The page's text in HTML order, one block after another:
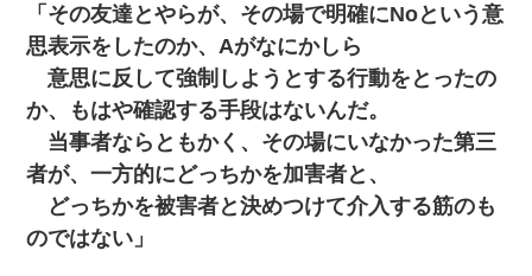
「その友達とやらが、その場で明確にNoという意
思表示をしたのか、Aがなにかしら
意思に反して強制しようとする行動をとったの
か、もはや確認する手段はないんだ。
当事者ならともかく、その場にいなかった第三
者が、一方的にどっちかを加害者と、
どっちかを被害者と決めつけて介入する筋のも
のではない」